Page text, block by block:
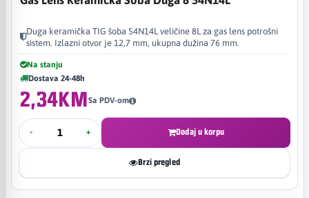
Duga keramička TIG šoba 54N14L veličine 8L za gas lens potrošni
sistem. Izlazni otvor je 12,7 mm, ukupna dužina 76 mm.
Na stanju
Dostava 24-48h
2,34KMSa PDV-om
- + Dodaj u korpu
Brzi pregled